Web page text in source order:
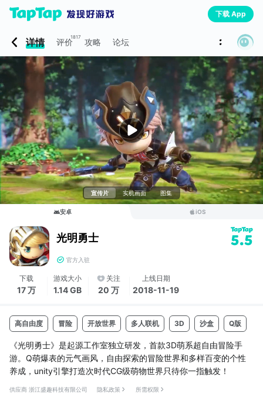
下载 App
详情 评价1817 攻略 论坛
宣传片 实机画面 图集
安卓 iOS
光明勇士 5.5
官方入驻
下载
17 万
游戏大小
1.14 GB
关注
20 万
上线日期
2018-11-19
高自由度 冒险 开放世界 多人联机 3D 沙盒 Q版
《光明勇士》是起源工作室独立研发，首款3D萌系超自由冒险手
游。Q萌爆表的元气画风，自由探索的冒险世界和多样百变的个性
养成，unity引擎打造次时代CG级萌物世界只待你一指触发！
供应商 浙江盛趣科技有限公司 隐私政策 所需权限